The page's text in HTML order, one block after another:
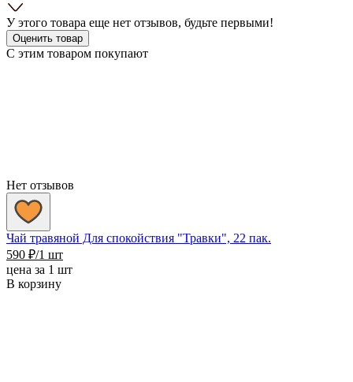
У этого товара еще нет отзывов, будьте первыми!
Оценить товар
С этим товаром покупают
Нет отзывов
Чай травяной Для спокойствия "Травки", 22 пак.
590 ₽/1 шт
цена за 1 шт
В корзину